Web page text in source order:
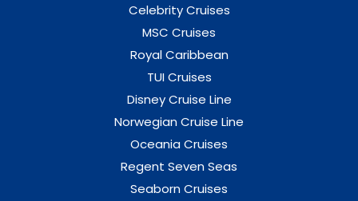
Celebrity Cruises
MSC Cruises
Royal Caribbean
TUI Cruises
Disney Cruise Line
Norwegian Cruise Line
Oceania Cruises
Regent Seven Seas
Seaborn Cruises